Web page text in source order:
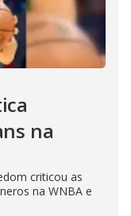
na
criticou as
na WNBA e